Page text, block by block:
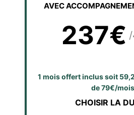
AVEC
237€
1 mois offert inclus soit
de 79€/mois
CHOISIR LA